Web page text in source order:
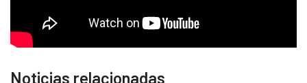
Noticias relacionadas